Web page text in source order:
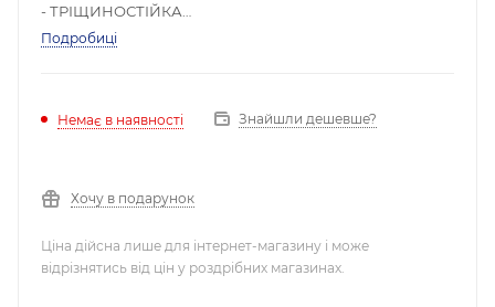
- ТРІЩИНОСТІЙКА
- НИЗЬКЕ ВОДОПОГЛИНЕННЯ, ГІДРОФОБНА
Подробиці
Немає в наявності Знайшли дешевше?
Хочу в подарунок
Ціна дійсна лише для інтернет-магазину і може
відрізнятись від цін у роздрібних магазинах.